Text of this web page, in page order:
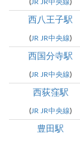
(JR JR中央線)
西八王子駅
(JR JR中央線)
西国分寺駅
(JR JR中央線)
西荻窪駅
(JR JR中央線)
豊田駅